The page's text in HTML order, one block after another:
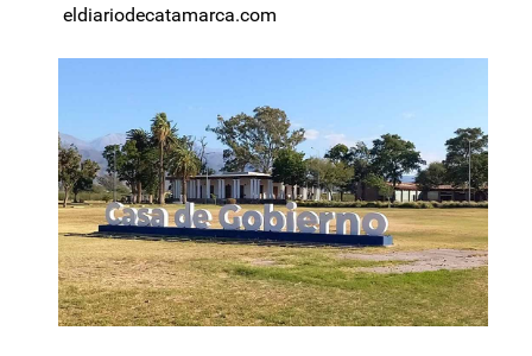
eldiariodecatamarca.com